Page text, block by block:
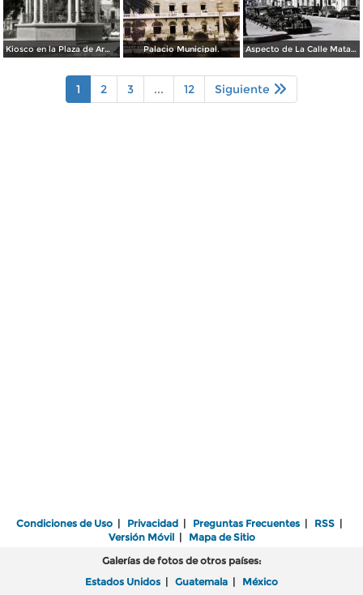
Kiosco en la Plaza de Armas Palacio Municipal. Aspecto de La Calle Matamoros ( Circulada el 6 de Enero de 1951 ).
1 2 3 ... 12 Siguiente
Condiciones de Uso | Privacidad | Preguntas Frecuentes | RSS |
Versión Móvil| Mapa de Sitio
Galerías de fotos de otros países:
Estados Unidos | Guatemala | México